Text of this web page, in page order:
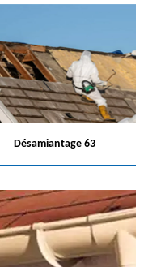
Désamiantage 63